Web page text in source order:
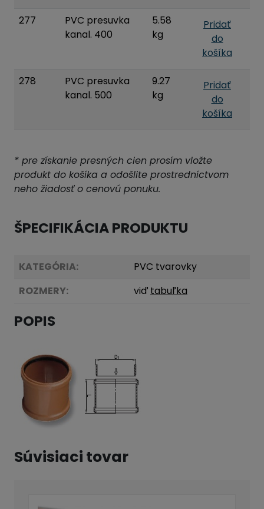
277
PVC presuvka
kanal. 400
5.58
kg
Pridať
do
košíka
278
PVC presuvka
kanal. 500
9.27
kg
Pridať
do
košíka
* pre získanie presných cien prosím vložte
produkt do košíka a odošlite prostredníctvom
neho žiadosť o cenovú ponuku.
ŠPECIFIKÁCIA PRODUKTU
KATEGÓRIA:
PVC tvarovky
ROZMERY:
viď tabuľka
POPIS
Súvisiaci tovar